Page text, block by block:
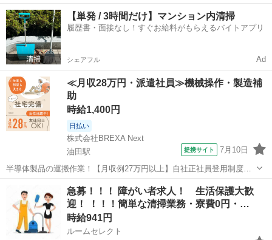
民泊の清掃作業をして頂ける方を募集します！ ●募集エリア 富山県富
山市大町 ●勤務形態 業務委託（副業、フリーランス、主婦の方など、
活躍されており...
富山 富山市 南富山駅 清掃
【単発 / 3時間だけ】マンション内清掃
履歴書・面接なし！すぐお給料がもらえるバイトアプリ
シェアフル Ad
≪月収28万円・派遣社員≫機械操作・製造補
助
時給1,400円
日払い
株式会社BREXA Next
油田駅
提携サイト 7月10日
半導体製品の運搬作業！【月収例27万円以上】自社正社員登用制度あ
り★備品付きワンルーム寮完備★寮から工場まで送迎あり◎空調完備
で1年中快適作業！マイカー通勤OK＆無料駐車場あり★《富山県砺波
市》 人気の工場のお仕事 ◇半導...
油田駅 その他
急募！！！ 障がい者求人！ 生活保護大歓
迎！ ！！！簡単な清掃業務・寮費0円・…
時給941円
ルームセレクト